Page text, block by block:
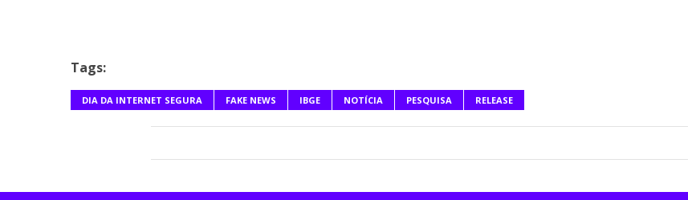
Tags:
DIA DA INTERNET SEGURA FAKE NEWS IBGE NOTÍCIA PESQUISA RELEASE